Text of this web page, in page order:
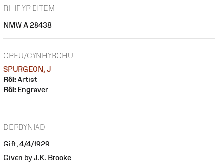
RHIF YR EITEM
NMW A 28438
CREU/CYNHYRCHU
SPURGEON, J
Rôl: Artist
Rôl: Engraver
DERBYNIAD
Gift, 4/4/1929
Given by J.K. Brooke